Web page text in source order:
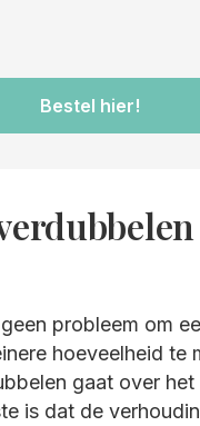
Bestel hier!
probleem om
hoeveelheid te
gaat over het
is dat de